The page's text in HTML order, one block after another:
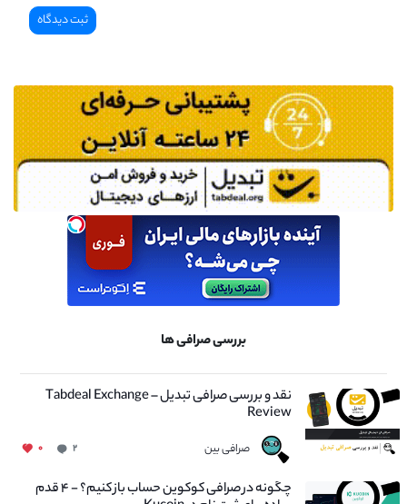
بررسی صرافی ها
نقد و بررسی صرافی تبدیل – Tabdeal Exchange
Review
صرافی بین ۲ ۰
چگونه در صرافی کوکوین حساب باز کنیم؟ - ۴ قدم